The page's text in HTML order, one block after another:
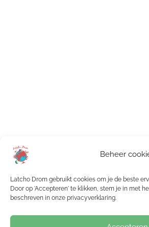
Beheer
Latcho Drom gebruikt cookies om je de beste
Door op 'Accepteren' te klikken, stem je in met
beschreven in onze privacyverklaring.